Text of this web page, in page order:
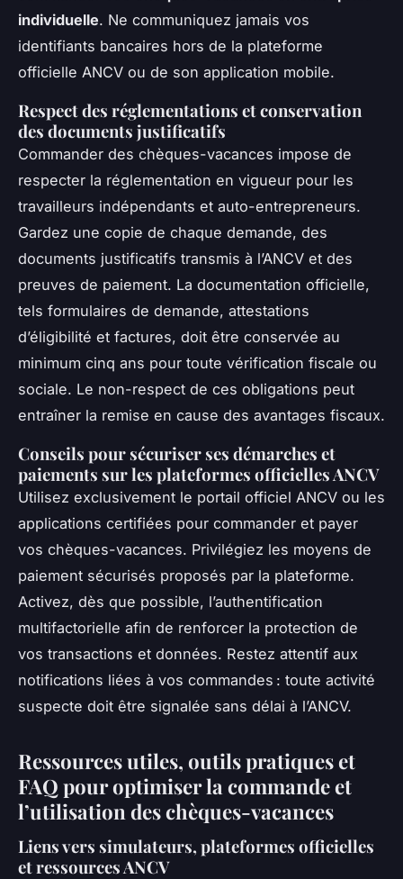
individuelle. Ne communiquez jamais vos
identifiants bancaires hors de la plateforme
officielle ANCV ou de son application mobile.
Respect des réglementations et conservation
des documents justificatifs
Commander des chèques-vacances impose de
respecter la réglementation en vigueur pour les
travailleurs indépendants et auto-entrepreneurs.
Gardez une copie de chaque demande, des
documents justificatifs transmis à l’ANCV et des
preuves de paiement. La documentation officielle,
tels formulaires de demande, attestations
d’éligibilité et factures, doit être conservée au
minimum cinq ans pour toute vérification fiscale ou
sociale. Le non-respect de ces obligations peut
entraîner la remise en cause des avantages fiscaux.
Conseils pour sécuriser ses démarches et
paiements sur les plateformes officielles ANCV
Utilisez exclusivement le portail officiel ANCV ou les
applications certifiées pour commander et payer
vos chèques-vacances. Privilégiez les moyens de
paiement sécurisés proposés par la plateforme.
Activez, dès que possible, l’authentification
multifactorielle afin de renforcer la protection de
vos transactions et données. Restez attentif aux
notifications liées à vos commandes : toute activité
suspecte doit être signalée sans délai à l’ANCV.
Ressources utiles, outils pratiques et
FAQ pour optimiser la commande et
l’utilisation des chèques-vacances
Liens vers simulateurs, plateformes officielles
et ressources ANCV